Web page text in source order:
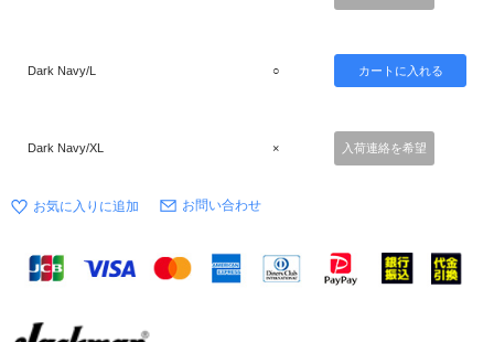
Dark Navy/L ○
Dark Navy/XL × 入荷連絡を希望
お問い合わせ